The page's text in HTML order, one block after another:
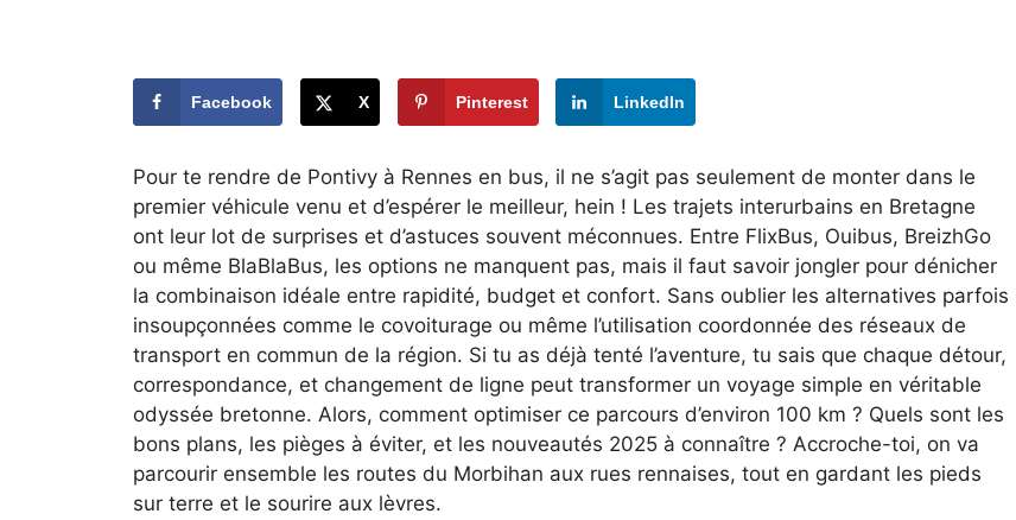
Facebook X Pinterest LinkedIn
Pour te rendre de Pontivy à Rennes en bus, il ne s’agit pas seulement de monter dans le
premier véhicule venu et d’espérer le meilleur, hein ! Les trajets interurbains en Bretagne
ont leur lot de surprises et d’astuces souvent méconnues. Entre FlixBus, Ouibus, BreizhGo
ou même BlaBlaBus, les options ne manquent pas, mais il faut savoir jongler pour dénicher
la combinaison idéale entre rapidité, budget et confort. Sans oublier les alternatives parfois
insoupçonnées comme le covoiturage ou même l’utilisation coordonnée des réseaux de
transport en commun de la région. Si tu as déjà tenté l’aventure, tu sais que chaque détour,
correspondance, et changement de ligne peut transformer un voyage simple en véritable
odyssée bretonne. Alors, comment optimiser ce parcours d’environ 100 km ? Quels sont les
bons plans, les pièges à éviter, et les nouveautés 2025 à connaître ? Accroche-toi, on va
parcourir ensemble les routes du Morbihan aux rues rennaises, tout en gardant les pieds
sur terre et le sourire aux lèvres.